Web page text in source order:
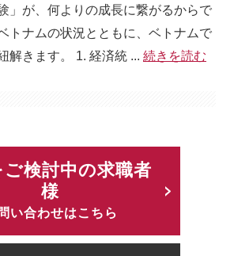
」が、何よりの成長に繋がるからで
トナムの状況とともに、ベトナムで
解きます。 1. 経済統 ... 続きを読む
検討中の求職者
様
い合わせはこちら